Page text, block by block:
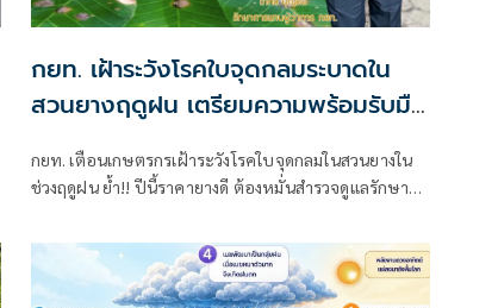
กยท. เฝ้าระวังโรคใบจุดกลมระบาดใน
สวนยางฤดูฝน เตรียมความพร้อมรับมือ
กยท. เตือนเกษตรกรเฝ้าระวังโรคใบจุดกลมในสวนยางใน
ช่วงฤดูฝน ย้ำ!! ปีนี้ราคายางดี ต้องหมั่นสำรวจดูแลรักษา
ร่วนซุย ต้นยางแข็งแรงเพิ่มปริมาณน้ำยาง พร้อมแนะกัก
เก็บน้ำสำรองเพื่อรับมือ "เอลนีโญ" ที่ทำให้ฝนตกน้อย สวน
ยางอาจขาดแคลนน้ำได้